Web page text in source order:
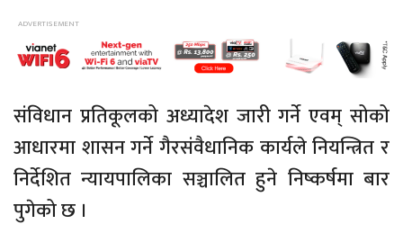
संविधान प्रतिकूलको अध्यादेश जारी गर्ने एवम् सोको
आधारमा शासन गर्ने गैरसंवैधानिक कार्यले नियन्त्रित र
निर्देशित न्यायपालिका सञ्चालित हुने निष्कर्षमा बार
पुगेको छ ।